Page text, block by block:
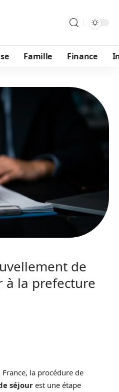
Famille Finance
de
à la prefecture
la procédure de
séjourest une étape